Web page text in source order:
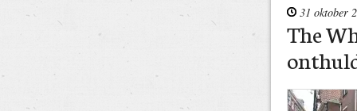
31 oktober
The